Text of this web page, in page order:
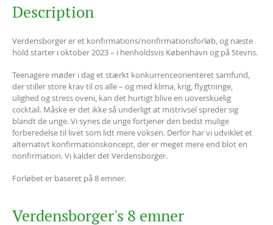
Description
Verdensborger er et konfirmations/nonfirmationsforløb, og næste
hold starter i oktober 2023 – i henholdsvis København og på Stevns.
Teenagere møder i dag et stærkt konkurrenceorienteret samfund,
der stiller store krav til os alle – og med klima, krig, flygtninge,
ulighed og stress oveni, kan det hurtigt blive en uoverskuelig
cocktail. Måske er det ikke så underligt at mistrivsel spreder sig
blandt de unge. Vi synes de unge fortjener den bedst mulige
forberedelse til livet som lidt mere voksen. Derfor har vi udviklet et
alternativt konfirmationskoncept, der er meget mere end blot en
nonfirmation. Vi kalder det Verdensborger.
Forløbet er baseret på 8 emner.
Verdensborger's 8 emner